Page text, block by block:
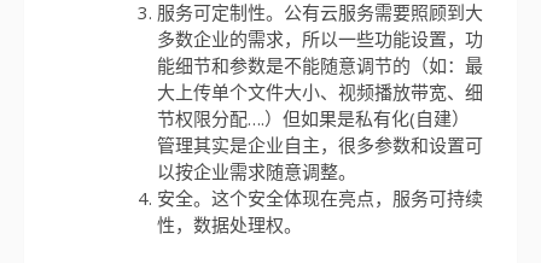
服务可定制性。公有云服务需要照顾到大
多数企业的需求，所以一些功能设置，功
能细节和参数是不能随意调节的（如：最
大上传单个文件大小、视频播放带宽、细
节权限分配….）但如果是私有化(自建）
管理其实是企业自主，很多参数和设置可
以按企业需求随意调整。
安全。这个安全体现在亮点，服务可持续
性，数据处理权。